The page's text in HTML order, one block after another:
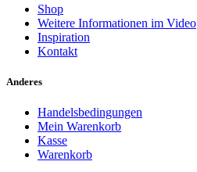
Shop
Weitere Informationen im Video
Inspiration
Kontakt
Anderes
Handelsbedingungen
Mein Warenkorb
Kasse
Warenkorb